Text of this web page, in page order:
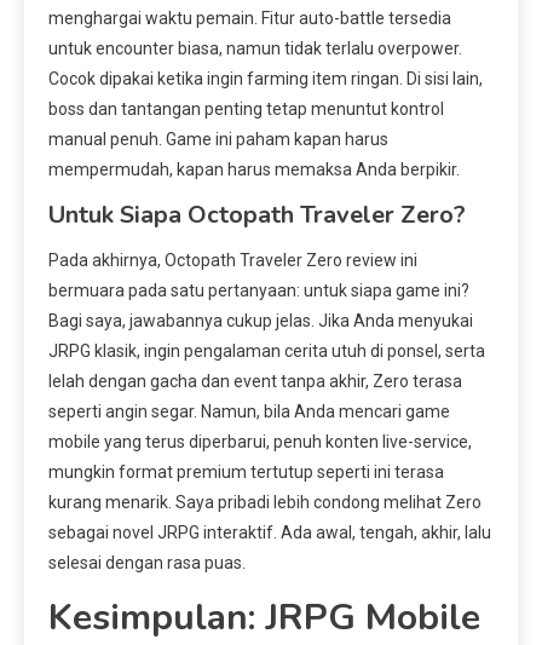
menghargai waktu pemain. Fitur auto-battle tersedia
untuk encounter biasa, namun tidak terlalu overpower.
Cocok dipakai ketika ingin farming item ringan. Di sisi lain,
boss dan tantangan penting tetap menuntut kontrol
manual penuh. Game ini paham kapan harus
mempermudah, kapan harus memaksa Anda berpikir.
Untuk Siapa Octopath Traveler Zero?
Pada akhirnya, Octopath Traveler Zero review ini
bermuara pada satu pertanyaan: untuk siapa game ini?
Bagi saya, jawabannya cukup jelas. Jika Anda menyukai
JRPG klasik, ingin pengalaman cerita utuh di ponsel, serta
lelah dengan gacha dan event tanpa akhir, Zero terasa
seperti angin segar. Namun, bila Anda mencari game
mobile yang terus diperbarui, penuh konten live-service,
mungkin format premium tertutup seperti ini terasa
kurang menarik. Saya pribadi lebih condong melihat Zero
sebagai novel JRPG interaktif. Ada awal, tengah, akhir, lalu
selesai dengan rasa puas.
Kesimpulan: JRPG Mobile